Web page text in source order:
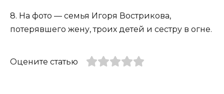
8. На фото — семья Игоря Вострикова,
потерявшего жену, троих детей и сестру в огне.
Оцените статью